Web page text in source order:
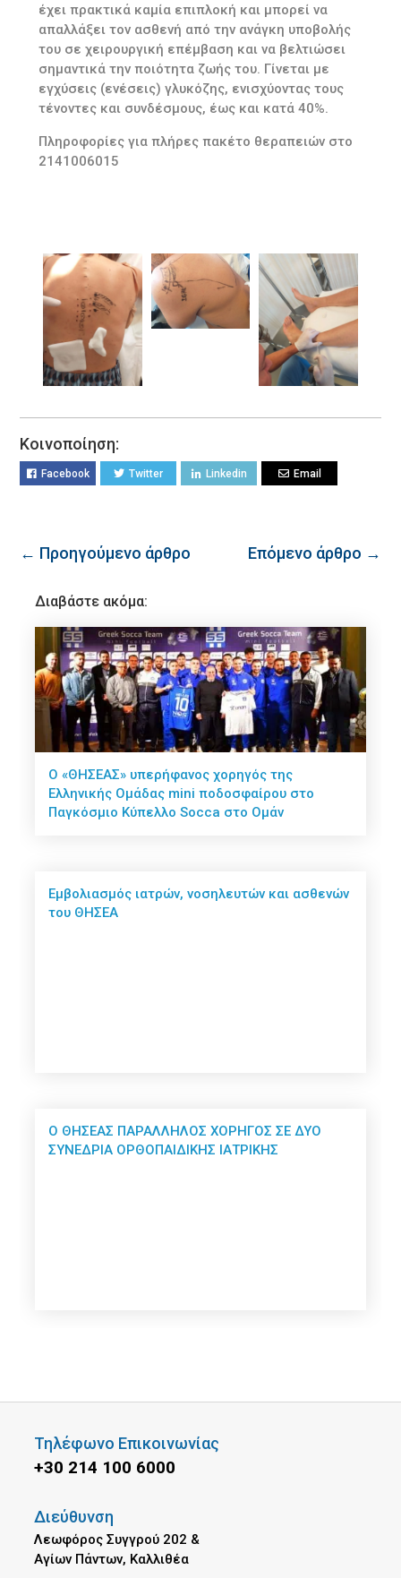
έχει πρακτικά καμία επιπλοκή και μπορεί να
απαλλάξει τον ασθενή από την ανάγκη υποβολής
του σε χειρουργική επέμβαση και να βελτιώσει
σημαντικά την ποιότητα ζωής του. Γίνεται με
εγχύσεις (ενέσεις) γλυκόζης, ενισχύοντας τους
τένοντες και συνδέσμους, έως και κατά 40%.
Πληροφορίες για πλήρες πακέτο θεραπειών στο
2141006015
Κοινοποίηση:
Facebook Twitter Linkedin Email
← Προηγούμενο άρθρο Επόμενο άρθρο →
Διαβάστε ακόμα:
O «ΘΗΣΕΑΣ» υπερήφανος χορηγός της
Ελληνικής Ομάδας mini ποδοσφαίρου στο
Παγκόσμιο Κύπελλο Socca στο Ομάν
Εμβολιασμός ιατρών, νοσηλευτών και ασθενών
του ΘΗΣΕΑ
Ο ΘΗΣΕΑΣ ΠΑΡΑΛΛΗΛΟΣ ΧΟΡΗΓΟΣ ΣΕ ΔΥΟ
ΣΥΝΕΔΡΙΑ ΟΡΘΟΠΑΙΔΙΚΗΣ ΙΑΤΡΙΚΗΣ
Τηλέφωνο Επικοινωνίας
+30 214 100 6000
Διεύθυνση
Λεωφόρος Συγγρού 202 &
Αγίων Πάντων, Καλλιθέα